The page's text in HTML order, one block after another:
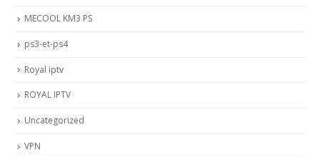
MECOOL KM3 PS
ps3-et-ps4
Royal iptv
ROYAL IPTV
Uncategorized
VPN